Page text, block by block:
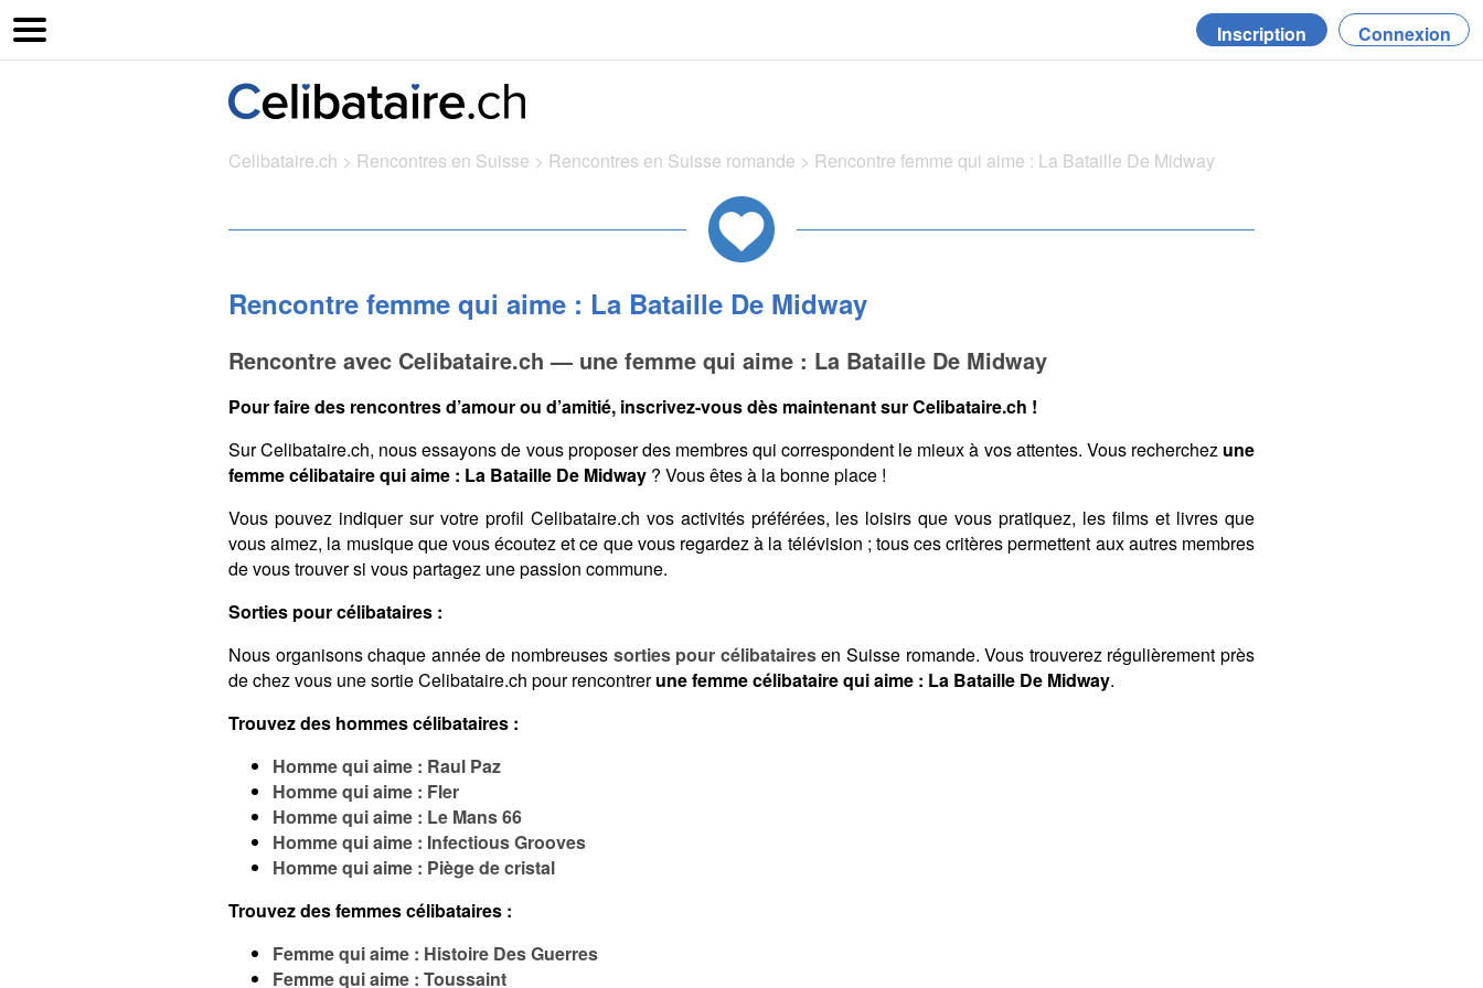
Inscription Connexion
Celibataire.ch > Rencontres en Suisse > Rencontres en Suisse romande > Rencontre femme qui aime : La Bataille De Midway
Rencontre femme qui aime : La Bataille De Midway
Rencontre avec Celibataire.ch — une femme qui aime : La Bataille De Midway
Pour faire des rencontres d’amour ou d’amitié, inscrivez-vous dès maintenant sur Celibataire.ch !
Sur Celibataire.ch, nous essayons de vous proposer des membres qui correspondent le mieux à vos attentes. Vous recherchez une
femme célibataire qui aime : La Bataille De Midway ? Vous êtes à la bonne place !
Vous pouvez indiquer sur votre profil Celibataire.ch vos activités préférées, les loisirs que vous pratiquez, les films et livres que
vous aimez, la musique que vous écoutez et ce que vous regardez à la télévision ; tous ces critères permettent aux autres membres
de vous trouver si vous partagez une passion commune.
Sorties pour célibataires :
Nous organisons chaque année de nombreuses sorties pour célibatairesen Suisse romande. Vous trouverez régulièrement près
de chez vous une sortie Celibataire.ch pour rencontrerune femme célibataire qui aime : La Bataille De Midway.
Trouvez des hommes célibataires :
Homme qui aime : Raul Paz
Homme qui aime : Fler
Homme qui aime : Le Mans 66
Homme qui aime : Infectious Grooves
Homme qui aime : Piège de cristal
Trouvez des femmes célibataires :
Femme qui aime : Histoire Des Guerres
Femme qui aime : Toussaint